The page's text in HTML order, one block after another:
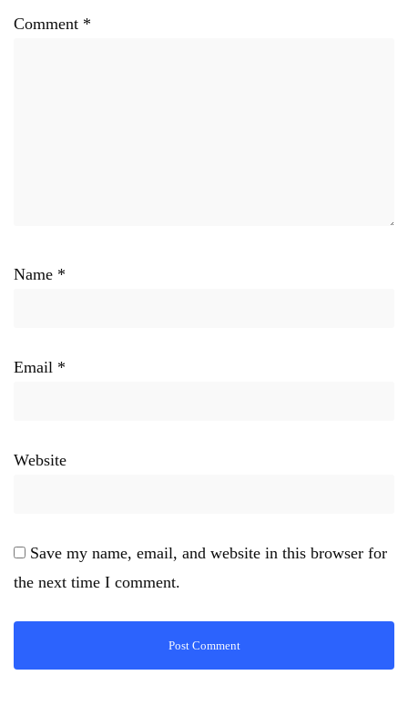
Comment *
Name *
Email *
Website
Save my name, email, and website in this browser for
the next time I comment.